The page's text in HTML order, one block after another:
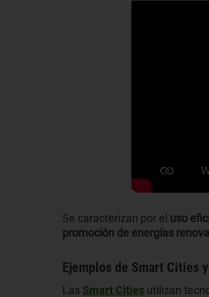
Se caracterizan por el uso
promoción de energías
Ejemplos de Smart Cities
Las Smart Cities utilizan